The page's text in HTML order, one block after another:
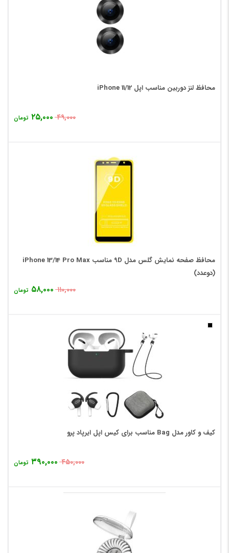
محافظ لنز دوربین مناسب اپل 12/iPhone 11
۴۹,۰۰۰ ۲۵,۰۰۰ تومان
محافظ صفحه نمایش گلس مدل 9D مناسب iPhone 13/14 Pro Max
(دوعدد)
۱۱۰,۰۰۰ ۵۸,۰۰۰ تومان
کیف و کاور مدل Bag مناسب برای کیس اپل ایرپاد پرو
۴۵۰,۰۰۰ ۳۹۰,۰۰۰ تومان